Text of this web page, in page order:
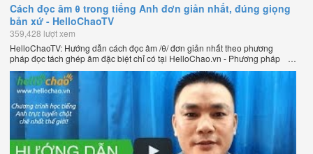
Cách đọc âm θ trong tiếng Anh đơn giản nhất, đúng giọng
bản xứ - HelloChaoTV
359,428 lượt xem
HelloChaoTV: Hướng dẫn cách đọc âm /θ/ đơn giản nhất theo phương
pháp đọc tách ghép âm đặc biệt chỉ có tại HelloChao.vn - Phương pháp
luyện phát âm chuẩn giọng bản xứ dễ dàng và hiệu quả nhất lần đầu tiên
xuất hiện trên thế giới, của thầy Phạm Việt Thắng, đồng sáng lập trang
HelloChao.vn - Chương trình dạy tiếng Anh trực tuyến chặt chẽ nhất thế